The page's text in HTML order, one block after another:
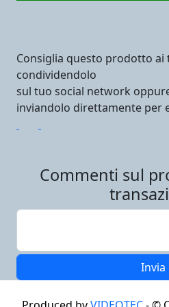
Consiglia questo prodotto ai
condividendolo
sul tuo social network
inviandolo direttamente per
Commenti sul